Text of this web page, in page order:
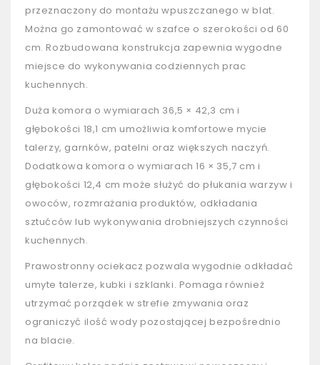
przeznaczony do montażu wpuszczanego w blat.
Można go zamontować w szafce o szerokości od 60
cm. Rozbudowana konstrukcja zapewnia wygodne
miejsce do wykonywania codziennych prac
kuchennych.
Duża komora o wymiarach 36,5 × 42,3 cm i
głębokości 18,1 cm umożliwia komfortowe mycie
talerzy, garnków, patelni oraz większych naczyń.
Dodatkowa komora o wymiarach 16 × 35,7 cm i
głębokości 12,4 cm może służyć do płukania warzyw i
owoców, rozmrażania produktów, odkładania
sztućców lub wykonywania drobniejszych czynności
kuchennych.
Prawostronny ociekacz pozwala wygodnie odkładać
umyte talerze, kubki i szklanki. Pomaga również
utrzymać porządek w strefie zmywania oraz
ograniczyć ilość wody pozostającej bezpośrednio
na blacie.